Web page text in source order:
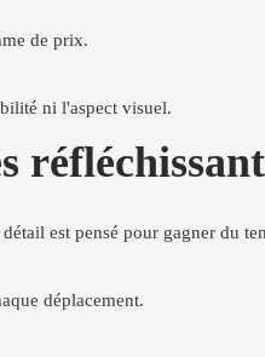
de prix.
ni l'aspect visuel.
est pensé pour gagner du
déplacement.